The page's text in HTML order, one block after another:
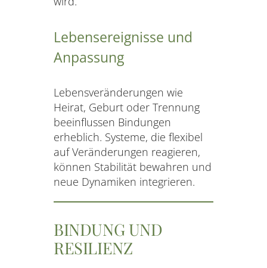
Lebensereignisse und
Anpassung
Lebensveränderungen wie
Heirat, Geburt oder Trennung
beeinflussen Bindungen
erheblich. Systeme, die flexibel
auf Veränderungen reagieren,
können Stabilität bewahren und
neue Dynamiken integrieren.
BINDUNG UND
RESILIENZ